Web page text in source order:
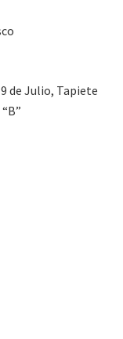
de Julio, Tapiete